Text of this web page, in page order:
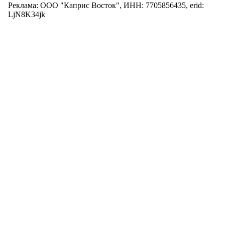
Реклама: ООО "Каприс Восток", ИНН: 7705856435, erid:
LjN8K34jk